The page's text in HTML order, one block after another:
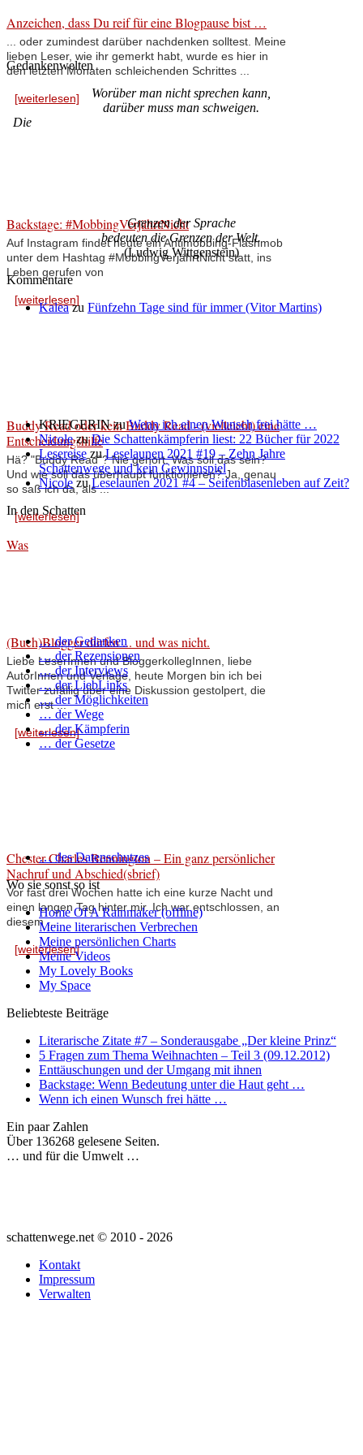
Anzeichen, dass Du reif für eine Blogpause bist …
... oder zumindest darüber nachdenken solltest. Meine
lieben Leser, wie ihr gemerkt habt, wurde es hier in
den letzten Monaten schleichenden Schrittes ...
[weiterlesen]
Backstage: #MobbingVerjährtNicht
Auf Instagram findet heute ein Antimobbing-Flashmob
unter dem Hashtag #MobbingVerjährtNicht statt, ins
Leben gerufen von
[weiterlesen]
Buddy Read oder kein Buddy Read - (vielleicht) eine
Entscheidungshilfe
Hä? "Buddy Read"? Nie gehört. Was soll das sein?
Und wie soll das überhaupt funktionieren? Ja, genau
so saß ich da, als ...
[weiterlesen]
Was
(Buch)Blogger dürfen ... und was nicht.
Liebe LeserInnen und BloggerkollegInnen, liebe
AutorInnen und Verlage, heute Morgen bin ich bei
Twitter zufällig über eine Diskussion gestolpert, die
mich erst ...
[weiterlesen]
Chester Charles Bennington – Ein ganz persönlicher
Nachruf und Abschied(sbrief)
Vor fast drei Wochen hatte ich eine kurze Nacht und
einen langen Tag hinter mir. Ich war entschlossen, an
diesem ...
[weiterlesen]
Gedankenwelten
Worüber man nicht sprechen kann,
darüber muss man schweigen.
Die
Grenzen der Sprache
bedeuten die Grenzen der Welt.
(Ludwig Wittgenstein)
Kommentare
Kaleazu Fünfzehn Tage sind für immer (Vitor Martins)
KRIEGERINzuWenn ich einen Wunsch frei hätte …
NicolezuDie Schattenkämpferin liest: 22 Bücher für 2022
Lesereise zuLeselaunen 2021 #19 – Zehn Jahre
Schattenwege und kein Gewinnspiel
NicolezuLeselaunen 2021 #4 – Seifenblasenleben auf Zeit?
In den Schatten
… der Gedanken
… der Rezensionen
… der Interviews
… der LiebLinks
… der Möglichkeiten
… der Wege
… der Kämpferin
… der Gesetze
… des Datenschutzes
Wo sie sonst so ist
Home Of A Rainmaker (offline)
Meine literarischen Verbrechen
Meine persönlichen Charts
Meine Videos
My Lovely Books
My Space
Beliebteste Beiträge
Literarische Zitate #7 – Sonderausgabe „Der kleine Prinz“
5 Fragen zum Thema Weihnachten – Teil 3 (09.12.2012)
Enttäuschungen und der Umgang mit ihnen
Backstage: Wenn Bedeutung unter die Haut geht …
Wenn ich einen Wunsch frei hätte …
Ein paar Zahlen
Über 136268 gelesene Seiten.
… und für die Umwelt …
schattenwege.net © 2010 - 2026
Kontakt
Impressum
Verwalten